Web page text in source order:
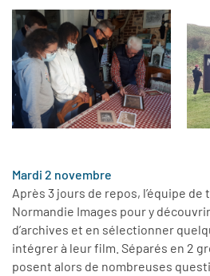
Mardi 2 novembre
Après 3 jours de repos, l’équipe
Normandie Images pour y
d’archives et en sélectionner
intégrer à leur film. Séparés en 2
posent alors de nombreuses